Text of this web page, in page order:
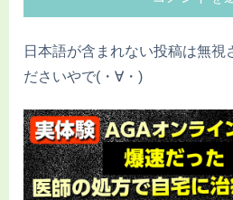
日本語が含まれない投稿は無視
ださいやで(・∀・)